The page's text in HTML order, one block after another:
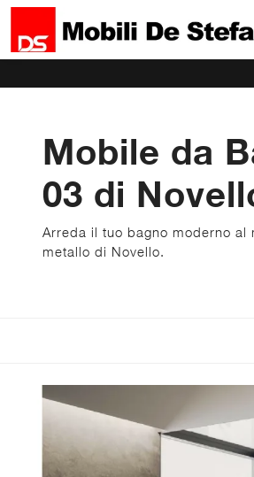
Mobile da
03 di
Arreda il tuo bagno moderno
metallo di Novello.